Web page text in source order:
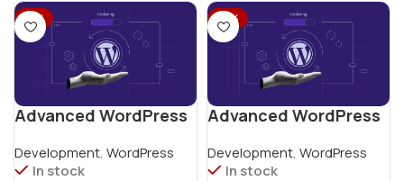
-51%
Advanced WordPress
Development, WordPress
In stock
-57%
Advanced WordPress
Development, WordPress
In stock